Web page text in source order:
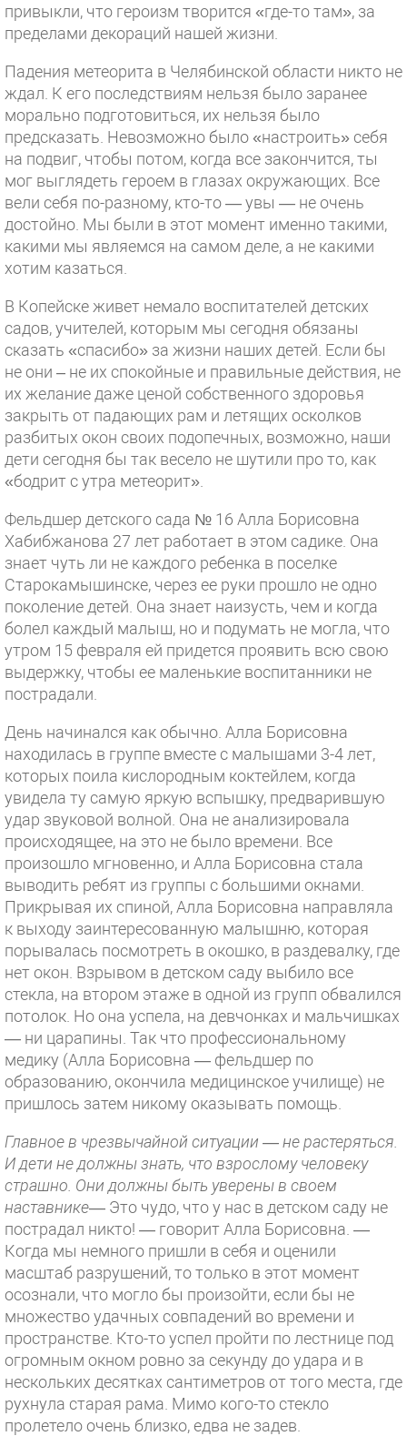
привыкли, что героизм творится «где-то там», за
пределами декораций нашей жизни.
Падения метеорита в Челябинской области никто не
ждал. К его последствиям нельзя было заранее
морально подготовиться, их нельзя было
предсказать. Невозможно было «настроить» себя
на подвиг, чтобы потом, когда все закончится, ты
мог выглядеть героем в глазах окружающих. Все
вели себя по-разному, кто-то — увы — не очень
достойно. Мы были в этот момент именно такими,
какими мы являемся на самом деле, а не какими
хотим казаться.
В Копейске живет немало воспитателей детских
садов, учителей, которым мы сегодня обязаны
сказать «спасибо» за жизни наших детей. Если бы
не они – не их спокойные и правильные действия, не
их желание даже ценой собственного здоровья
закрыть от падающих рам и летящих осколков
разбитых окон своих подопечных, возможно, наши
дети сегодня бы так весело не шутили про то, как
«бодрит с утра метеорит».
Фельдшер детского сада № 16 Алла Борисовна
Хабибжанова 27 лет работает в этом садике. Она
знает чуть ли не каждого ребенка в поселке
Старокамышинске, через ее руки прошло не одно
поколение детей. Она знает наизусть, чем и когда
болел каждый малыш, но и подумать не могла, что
утром 15 февраля ей придется проявить всю свою
выдержку, чтобы ее маленькие воспитанники не
пострадали.
День начинался как обычно. Алла Борисовна
находилась в группе вместе с малышами 3-4 лет,
которых поила кислородным коктейлем, когда
увидела ту самую яркую вспышку, предварившую
удар звуковой волной. Она не анализировала
происходящее, на это не было времени. Все
произошло мгновенно, и Алла Борисовна стала
выводить ребят из группы с большими окнами.
Прикрывая их спиной, Алла Борисовна направляла
к выходу заинтересованную малышню, которая
порывалась посмотреть в окошко, в раздевалку, где
нет окон. Взрывом в детском саду выбило все
стекла, на втором этаже в одной из групп обвалился
потолок. Но она успела, на девчонках и мальчишках
— ни царапины. Так что профессиональному
медику (Алла Борисовна — фельдшер по
образованию, окончила медицинское училище) не
пришлось затем никому оказывать помощь.
Главное в чрезвычайной ситуации — не растеряться.
И дети не должны знать, что взрослому человеку
страшно. Они должны быть уверены в своем
наставнике— Это чудо, что у нас в детском саду не
пострадал никто! — говорит Алла Борисовна. —
Когда мы немного пришли в себя и оценили
масштаб разрушений, то только в этот момент
осознали, что могло бы произойти, если бы не
множество удачных совпадений во времени и
пространстве. Кто-то успел пройти по лестнице под
огромным окном ровно за секунду до удара и в
нескольких десятках сантиметров от того места, где
рухнула старая рама. Мимо кого-то стекло
пролетело очень близко, едва не задев.